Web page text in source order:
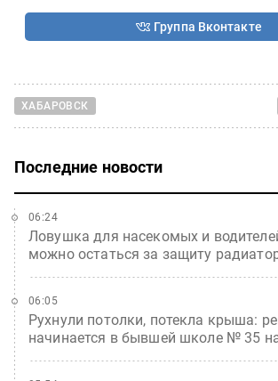
Группа Вконтакте
ХАБАРОВСК
Последние новости
Ловушка для насекомых и
можно остаться за защиту
06:24
Рухнули потолки, потекла крыша:
начинается в бывшей школе № 35
06:05